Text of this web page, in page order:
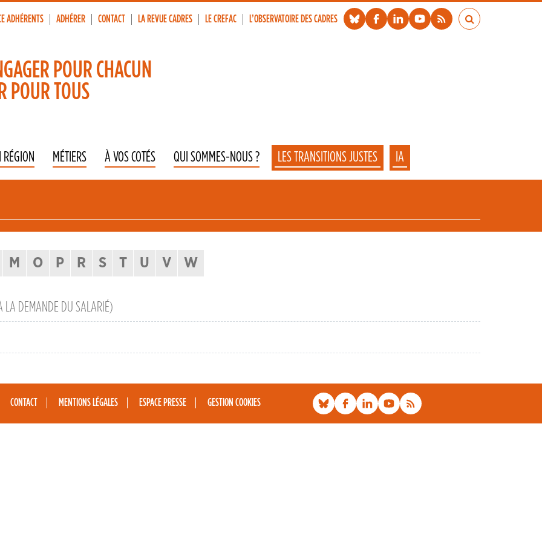
ADHÉRENTS ADHÉRER CONTACT LA REVUE CADRES LE CREFAC L’OBSERVATOIRE DES CADRES
POUR CHACUN
POUR TOUS
RÉGION MÉTIERS À VOS COTÉS QUI SOMMES-NOUS ? LES TRANSITIONS JUSTES IA
M O P R S T U V W
LA DEMANDE DU SALARIÉ)
CONTACT MENTIONS LÉGALES ESPACE PRESSE GESTION COOKIES